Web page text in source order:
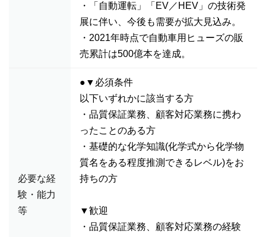
・「自動運転」「EV／HEV」の技術発
展に伴い、今後も需要が拡大見込み。
・2021年時点で自動車用ヒューズの販
売累計は500億本を達成。
必要な経
験・能力
等
●▼必須条件
以下いずれかに該当する方
・品質保証業務、顧客対応業務に携わ
ったことのある方
・基礎的な化学知識(化学式から化学物
質名をある程度推測できるレベル)をお
持ちの方
▼歓迎
・品質保証業務、顧客対応業務の経験